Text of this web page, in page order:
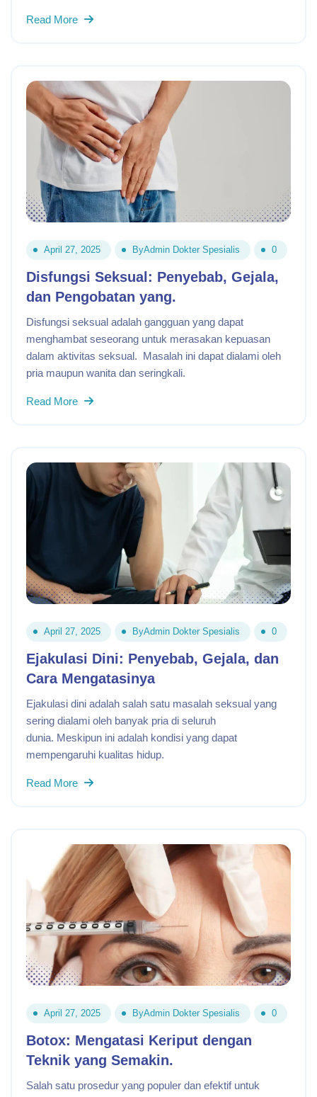
Read More
April 27, 2025 ByAdmin Dokter Spesialis 0
Disfungsi Seksual: Penyebab, Gejala,
dan Pengobatan yang.
Disfungsi seksual adalah gangguan yang dapat
menghambat seseorang untuk merasakan kepuasan
dalam aktivitas seksual. Masalah ini dapat dialami oleh
pria maupun wanita dan seringkali.
Read More
April 27, 2025 ByAdmin Dokter Spesialis 0
Ejakulasi Dini: Penyebab, Gejala, dan
Cara Mengatasinya
Ejakulasi dini adalah salah satu masalah seksual yang
sering dialami oleh banyak pria di seluruh
dunia. Meskipun ini adalah kondisi yang dapat
mempengaruhi kualitas hidup.
Read More
April 27, 2025 ByAdmin Dokter Spesialis 0
Botox: Mengatasi Keriput dengan
Teknik yang Semakin.
Salah satu prosedur yang populer dan efektif untuk